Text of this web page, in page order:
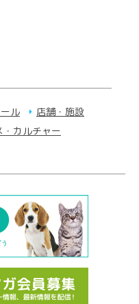
ル
店舗・施設
・カルチャー